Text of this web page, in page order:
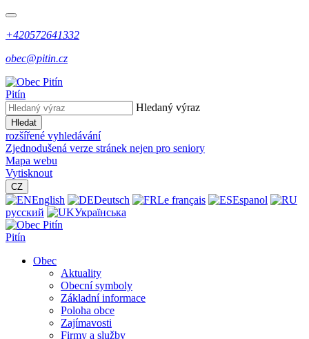
+420572641332
obec@pitin.cz
Pitín
Hledaný výraz
Hledat
rozšířené vyhledávání
Zjednodušená verze stránek nejen pro seniory
Mapa webu
Vytisknout
CZ
English Deutsch Le français
Espanol
русский
Українська
Pitín
Obec
Aktuality
Obecní symboly
Základní informace
Poloha obce
Zajímavosti
Firmy a služby